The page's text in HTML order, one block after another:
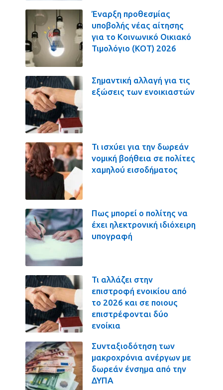
Έναρξη προθεσμίας
υποβολής νέας αίτησης
για το Κοινωνικό Οικιακό
Τιμολόγιο (ΚΟΤ) 2026
Σημαντική αλλαγή για τις
εξώσεις των ενοικιαστών
Τι ισχύει για την δωρεάν
νομική βοήθεια σε πολίτες
χαμηλού εισοδήματος
Πως μπορεί ο πολίτης να
έχει ηλεκτρονική ιδιόχειρη
υπογραφή
Τι αλλάζει στην
επιστροφή ενοικίου από
το 2026 και σε ποιους
επιστρέφονται δύο
ενοίκια
Συνταξιοδότηση των
μακροχρόνια ανέργων με
δωρεάν ένσημα από την
ΔΥΠΑ